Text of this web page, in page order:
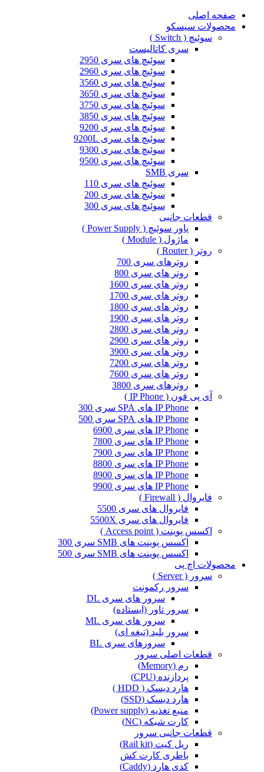
صفحه اصلی
محصولات سیسکو
سوئیچ ( Switch )
سری کاتالیست
سوئیچ های سری 2950
سوئیچ های سری 2960
سوئیچ های سری 3560
سوئیچ های سری 3650
سوئیچ های سری 3750
سوئیچ های سری 3850
سوئیچ های سری 9200
سوئیچ های سری 9200L
سوئیچ های سری 9300
سوئیچ های سری 9500
سری SMB
سوئیچ های سری 110
سوئیچ های سری 200
سوئیچ های سری 300
قطعات جانبی
پاور سوئیچ ( Power Supply )
ماژول ( Module )
روتر ( Router )
روترهای سری 700
روتر های سری 800
روتر های سری 1600
روتر های سری 1700
روتر های سری 1800
روتر های سری 1900
روتر های سری 2800
روتر های سری 2900
روتر های سری 3900
روتر های سری 7200
روتر های سری 7600
روترهای سری 3800
آی پی فون ( IP Phone )
IP Phone های SPA سری 300
IP Phone های SPA سری 500
IP Phone های سری 6900
IP Phone های سری 7800
IP Phone های سری 7900
IP Phone های سری 8800
IP Phone های سری 8900
IP Phone های سری 9900
فایروال ( Firewall )
فایروال های سری 5500
فایروال های سری 5500X
اکسس پوینت ( Access point )
اکسس پوینت های SMB سری 300
اکسس پوینت های SMB سری 500
محصولات اچ پی
سرور ( Server )
سرور رکمونت
سرور های سری DL
سرور تاور (ایستاده)
سرور های سری ML
سرور بلید (تیغه ای)
سرورهای سری BL
قطعات اصلی سرور
رم (Memory)
پردازنده (CPU)
هارد دیسک ( HDD )
هارد دیسک (SSD)
منبع تغذیه (Power supply)
کارت شبکه (NC)
قطعات جانبی سرور
ریل کیت (Rail kit)
باطری کارت کش
کدی هارد (Caddy)